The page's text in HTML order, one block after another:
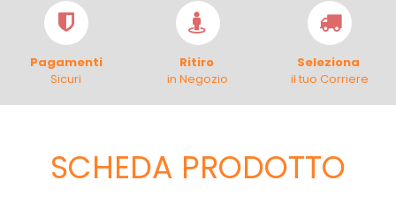
Pagamenti
Sicuri
Ritiro
in Negozio
Seleziona
il tuo Corriere
SCHEDA PRODOTTO